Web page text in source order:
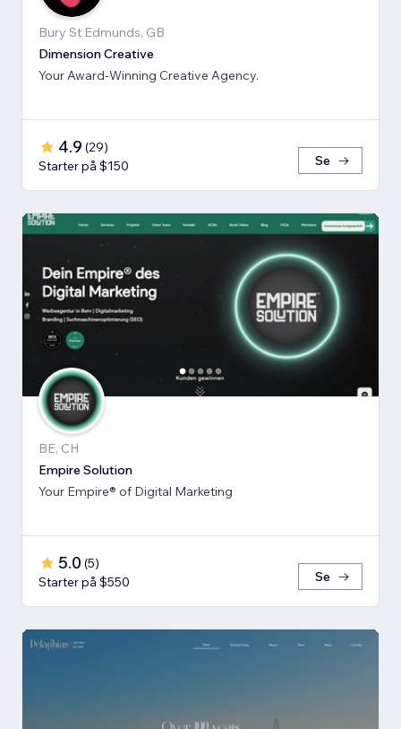
Bury St Edmunds, GB
Dimension Creative
Your Award-Winning Creative Agency.
4.9 (29)
Starter på $150
Se
BE, CH
Empire Solution
Your Empire® of Digital Marketing
5.0 (5)
Starter på $550
Se